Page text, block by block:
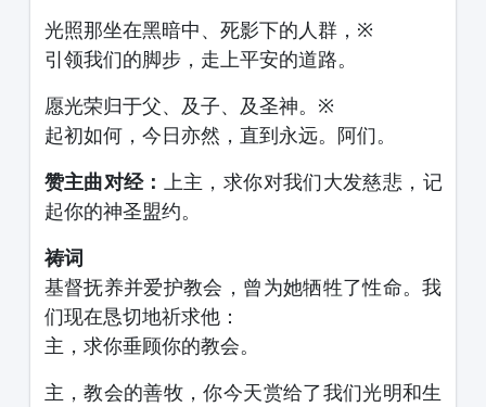
光照那坐在黑暗中、死影下的人群，※
引领我们的脚步，走上平安的道路。
愿光荣归于父、及子、及圣神。※
起初如何，今日亦然，直到永远。阿们。
赞主曲对经： 上主，求你对我们大发慈悲，记
起你的神圣盟约。
祷词
基督抚养并爱护教会，曾为她牺牲了性命。我
们现在恳切地祈求他：
主，求你垂顾你的教会。
主，教会的善牧，你今天赏给了我们光明和生